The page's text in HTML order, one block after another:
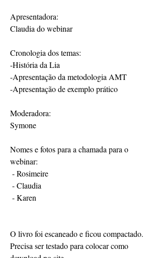
Apresentadora:
Claudia do webinar
Cronologia dos temas:
-História da Lia
-Apresentação da metodologia AMT
-Apresentação de exemplo prático
Moderadora:
Symone
Nomes e fotos para a chamada para o
webinar:
- Rosimeire
- Claudia
- Karen
O livro foi escaneado e ficou compactado.
Precisa ser testado para colocar como